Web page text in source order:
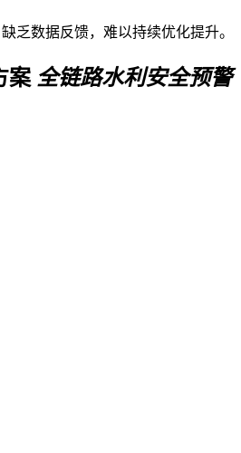
乏数据反馈，难以持续优化提升。
案 全链路水利安全预警